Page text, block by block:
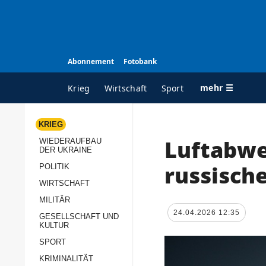
Abonnement Fotobank
Krieg Wirtschaft Sport mehr ☰
ALLE RUBRIKEN
Wiederaufbau der
Politik
Militär
KRIEG
WIEDERAUFBAU
DER UKRAINE
POLITIK
WIRTSCHAFT
MILITÄR
GESELLSCHAFT UND
KULTUR
SPORT
KRIMINALITÄT
24.04.2026 12:35